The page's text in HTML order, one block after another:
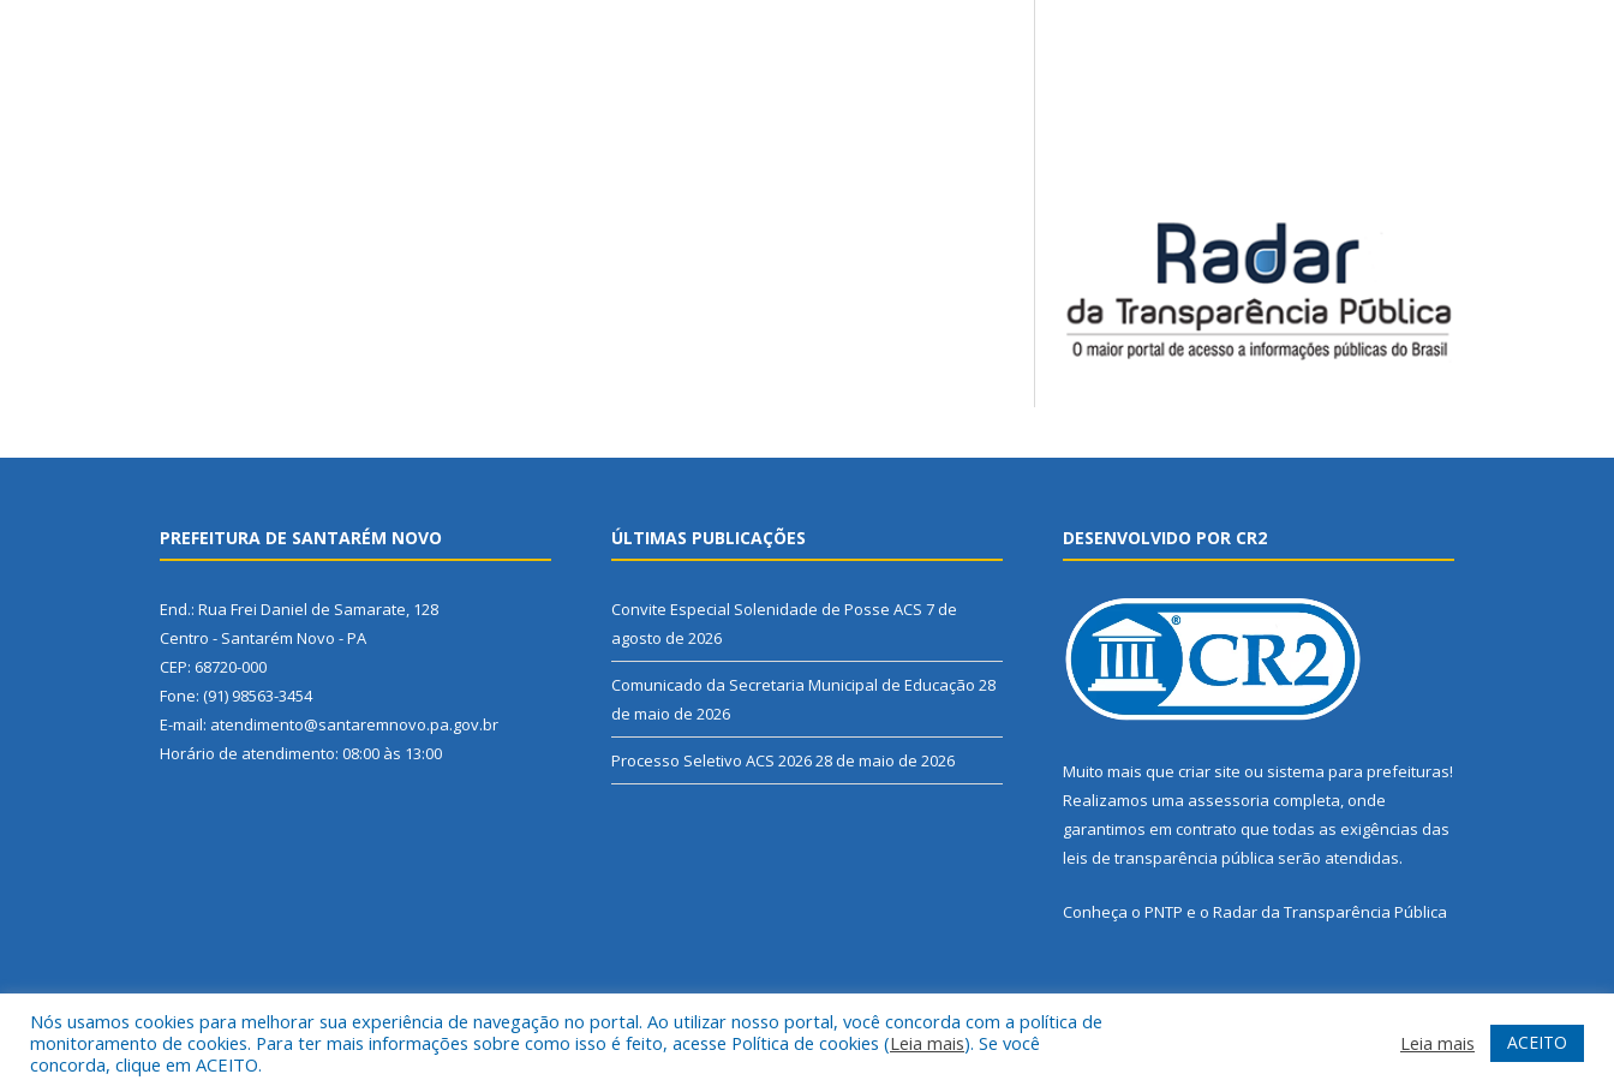
PREFEITURA DE SANTARÉM NOVO
End.: Rua Frei Daniel de Samarate, 128
Centro - Santarém Novo - PA
CEP: 68720-000
Fone: (91) 98563-3454
E-mail: atendimento@santaremnovo.pa.gov.br
Horário de atendimento: 08:00 às 13:00
ÚLTIMAS PUBLICAÇÕES
Convite Especial Solenidade de Posse ACS 7 de
agosto de 2026
Comunicado da Secretaria Municipal de Educação 28
de maio de 2026
Processo Seletivo ACS 202628 de maio de 2026
DESENVOLVIDO POR CR2
Muito mais que criar site ou sistema para prefeituras!
Realizamos uma assessoria completa, onde
garantimos em contrato que todas as exigências das
leis de transparência pública serão atendidas.
Conheça o PNTP e o Radar da Transparência Pública
Todos os direitos reservados a Prefeitura Municipal de Santarém Novo. Mapa do Site Acessar Webmail
Nós usamos cookies para melhorar sua experiência de navegação no portal. Ao utilizar nosso portal, você concorda com a política de
monitoramento de cookies. Para ter mais informações sobre como isso é feito, acesse Política de cookies (Leia mais). Se você
concorda, clique em ACEITO.
Leia mais ACEITO